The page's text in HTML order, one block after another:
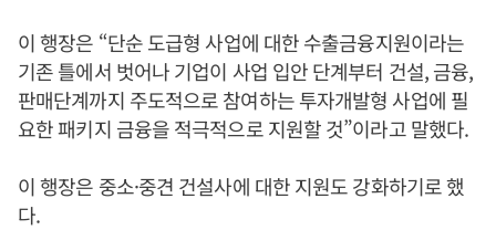
이 행장은 “단순 도급형 사업에 대한 수출금융지원이라는
기존 틀에서 벗어나 기업이 사업 입안 단계부터 건설, 금융,
판매단계까지 주도적으로 참여하는 투자개발형 사업에 필
요한 패키지 금융을 적극적으로 지원할 것”이라고 말했다.
이 행장은 중소·중견 건설사에 대한 지원도 강화하기로 했
다.